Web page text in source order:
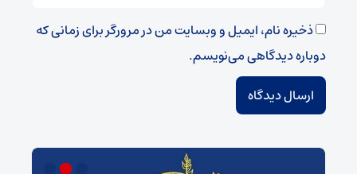
ذخیره نام، ایمیل و وبسایت من در مرورگر برای زمانی که
دوباره دیدگاهی می‌نویسم.